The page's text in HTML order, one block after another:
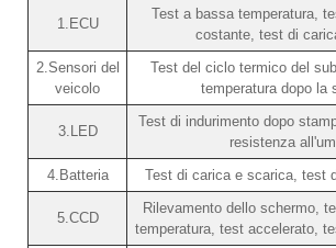
1.ECU
Test a bassa temperatura,
costante, test di
2.Sensori del
veicolo
Test del ciclo termico del
temperatura dopo la
3.LED
Test di indurimento dopo
resistenza
4.Batteria
Test di carica e scarica, test
5.CCD
Rilevamento dello schermo,
temperatura, test accelerato,